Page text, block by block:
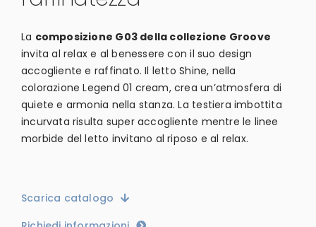
La composizione G03 della collezione Groove
invita al relax e al benessere con il suo design
accogliente e raffinato. Il letto Shine, nella
colorazione Legend 01 cream, crea un’atmosfera di
quiete e armonia nella stanza. La testiera imbottita
incurvata risulta super accogliente mentre le linee
morbide del letto invitano al riposo e al relax.
Scarica catalogo